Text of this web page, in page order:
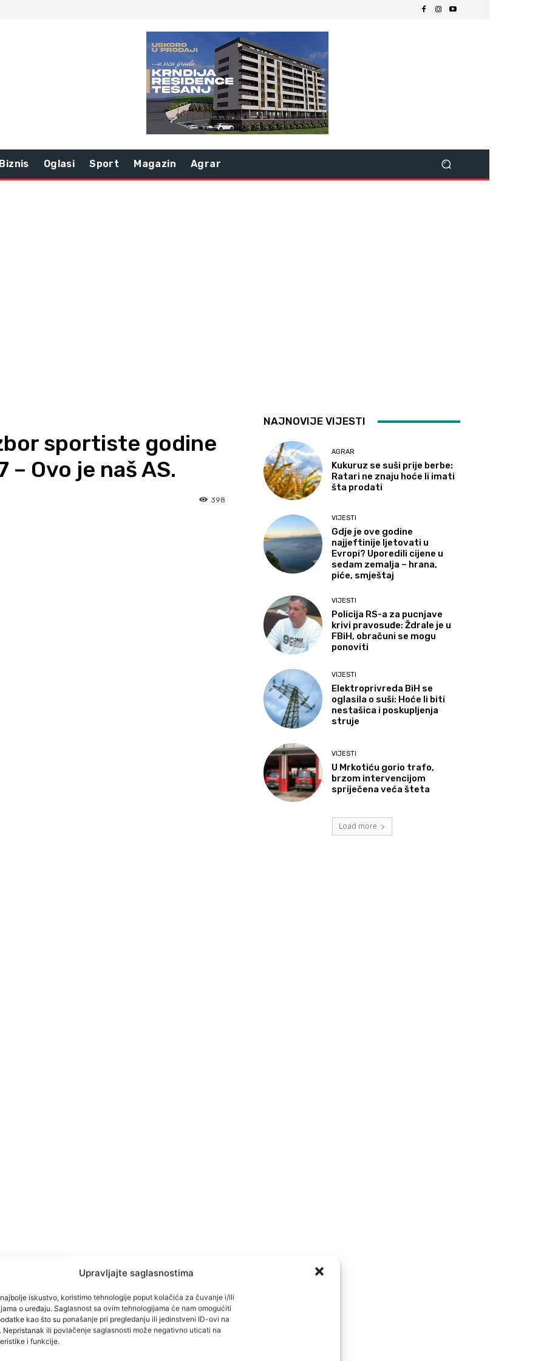
Upravljajte saglasnostima
iskustvo, koristimo tehnologije poput kolačića za čuvanje i/ili
o uređaju. Saglasnost sa ovim tehnologijama će nam omogućiti
kao što su ponašanje pri pregledanju ili jedinstveni ID-ovi na
ili povlačenje saglasnosti može negativno uticati na
i funkcije.
Oglasi Sport Magazin Agrar
sportiste godine
– Ovo je naš AS.
398
NAJNOVIJE VIJESTI
AGRAR
Kukuruz se suši prije berbe:
Ratari ne znaju hoće li imati
šta prodati
VIJESTI
Gdje je ove godine
najjeftinije ljetovati u
Evropi? Uporedili cijene u
sedam zemalja – hrana,
piće, smještaj
VIJESTI
Policija RS-a za pucnjave
krivi pravosuđe: Ždrale je u
FBiH, obračuni se mogu
ponoviti
VIJESTI
Elektroprivreda BiH se
oglasila o suši: Hoće li biti
nestašica i poskupljenja
struje
VIJESTI
U Mrkotiću gorio trafo,
brzom intervencijom
spriječena veća šteta
Load more